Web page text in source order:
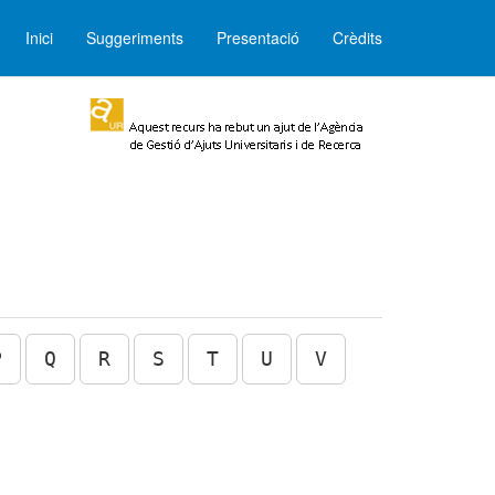
Inici Suggeriments Presentació Crèdits
Q R S T U V